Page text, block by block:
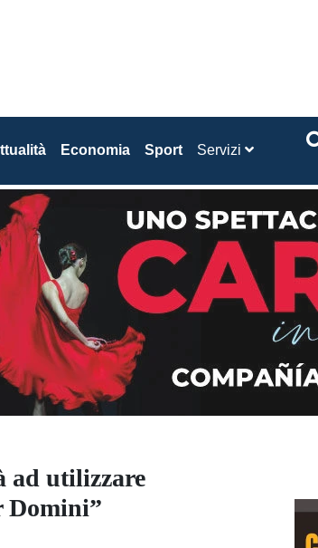
Economia Sport Servizi
ad utilizzare
Domini”